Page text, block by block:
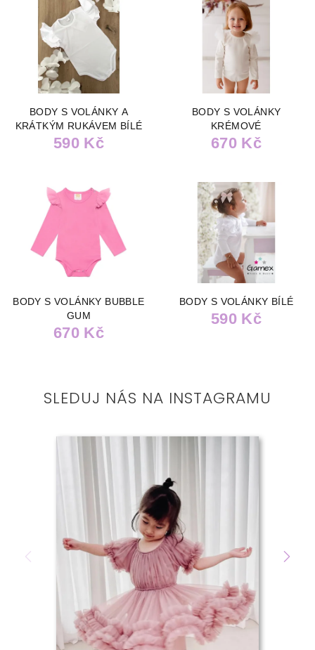
BODY S VOLÁNKY A
KRÁTKÝM RUKÁVEM BÍLÉ
590 Kč
BODY S VOLÁNKY
KRÉMOVÉ
670 Kč
BODY S VOLÁNKY BUBBLE
GUM
670 Kč
BODY S VOLÁNKY BÍLÉ
590 Kč
SLEDUJ NÁS NA INSTAGRAMU